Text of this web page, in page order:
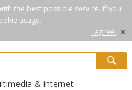
the best possible service. If you
usage.
I agree. ×
& internet